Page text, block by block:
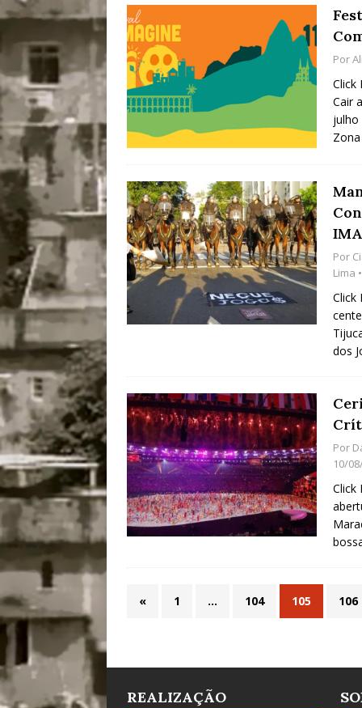
Por
Click
Cair
julho
Por
Lima
Click
dos
Por
10/
Click
« 1 … 104 105 106
REALIZAÇÃO